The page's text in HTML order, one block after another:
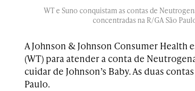
WT e Suno conquistam as contas de
concentradas na R/GA São
A Johnson & Johnson Consumer Health
(WT) para atender a conta de
cuidar de Johnson’s Baby. As duas
Paulo.